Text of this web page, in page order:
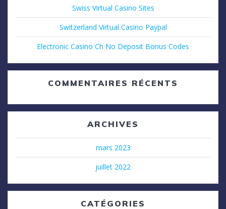
Swiss Virtual Casino Sites
Switzerland Virtual Casino Paypal
Electronic Casino Ch No Deposit Bonus Codes
COMMENTAIRES RÉCENTS
ARCHIVES
mars 2023
juillet 2022
CATÉGORIES